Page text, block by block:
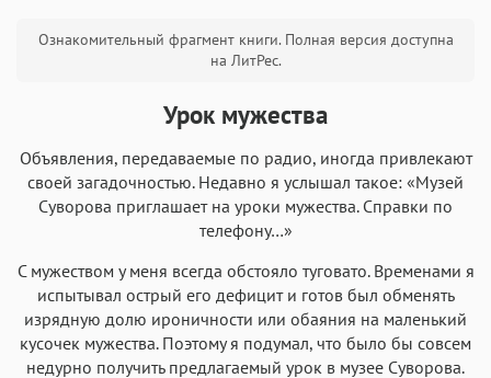
Аа
Roboto
Аа
Garamond
Аа
Fira Sans
Аа
Times
Iowan San Francisco Аа
SF Serif New York
Аа
Helvetica Neue
Аа
Arial Аа
Georgia
Аа
Times New Roman
Ознакомительный фрагмент книги. Полная версия доступна
на ЛитРес.
Урок мужества
Объявления, передаваемые по радио, иногда привлекают
своей загадочностью. Недавно я услышал такое: «Музей
Суворова приглашает на уроки мужества. Справки по
телефону…»
С мужеством у меня всегда обстояло туговато. Временами я
испытывал острый его дефицит и готов был обменять
изрядную долю ироничности или обаяния на маленький
кусочек мужества. Поэтому я подумал, что было бы совсем
недурно получить предлагаемый урок в музее Суворова.